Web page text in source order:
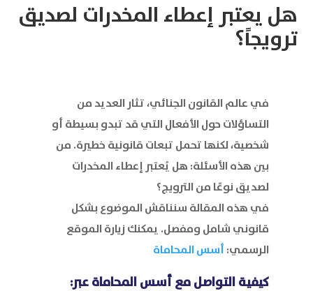
هل يعتبر إعطاء المخدرات لصديق
ترويجاً؟
في عالم القانون الجنائي، تثار العديد من
التساؤلات حول الأفعال التي قد تبدو بسيطة أو
شخصية، لكنها تحمل تبعات قانونية خطيرة. من
بين هذه الأسئلة: هل يُعتبر إعطاء المخدرات
لصديق نوعًا من الترويج؟
في هذه المقالة سنناقش الموضوع بشكل
قانوني شامل ومفصل. يمكنك زيارة الموقع
الرسمي: أسس المحاماة
كيفية التواصل مع أسس المحاماة عبر: